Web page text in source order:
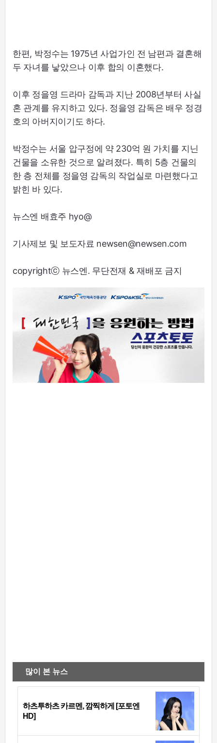
한편, 박정수는 1975년 사업가인 전 남편과 결혼해
두 자녀를 낳았으나 이후 합의 이혼했다.
이후 정을영 드라마 감독과 지난 2008년부터 사실
혼 관계를 유지하고 있다. 정을영 감독은 배우 정경
호의 아버지이기도 하다.
박정수는 서울 압구정에 약 230억 원 가치를 지닌
건물을 소유한 것으로 알려졌다. 특히 5층 건물의
한 층 전체를 정을영 감독의 작업실로 마련했다고
밝힌 바 있다.
뉴스엔 배효주 hyo@
기사제보 및 보도자료 newsen@newsen.com
copyrightⓒ 뉴스엔. 무단전재 & 재배포 금지
많이 본 뉴스
하츠투하츠 카르멘, 깜찍하게 [포토엔
HD]